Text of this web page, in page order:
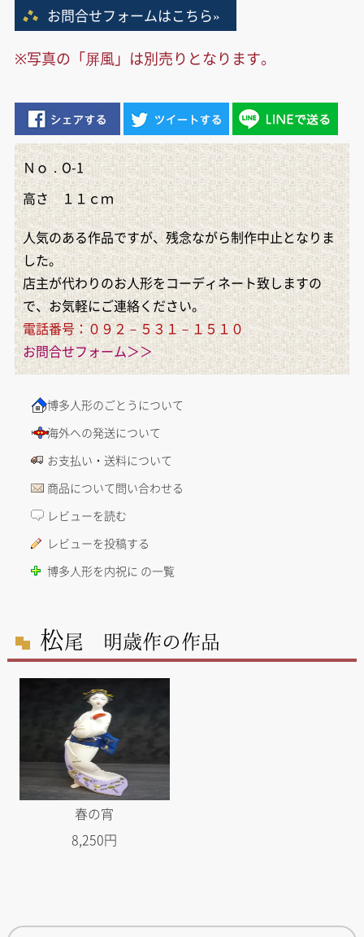
お問合せフォームはこちら»
※写真の「屏風」は別売りとなります。
Ｎｏ．O-1
高さ １１ｃｍ
人気のある作品ですが、残念ながら制作中止となりま
した。
店主が代わりのお人形をコーディネート致しますの
で、お気軽にご連絡ください。
電話番号：０９２－５３１－１５１０
お問合せフォーム＞＞
博多人形のごとうについて
海外への発送について
お支払い・送料について
商品について問い合わせる
レビューを読む
レビューを投稿する
博多人形を内祝に の一覧
松尾 明歳作の作品
春の宵
8,250円